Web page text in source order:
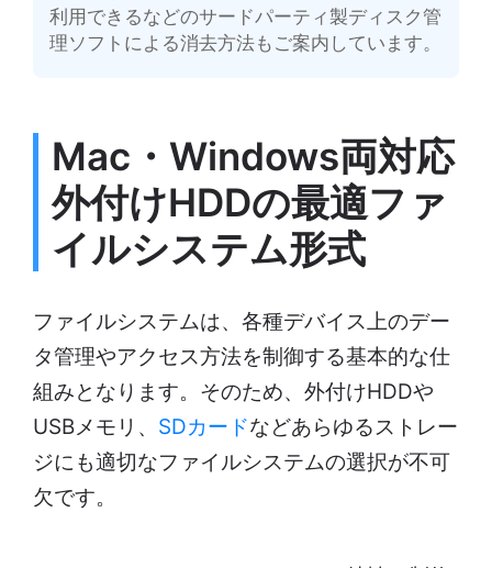
利用できるなどのサードパーティ製ディスク管
理ソフトによる消去方法もご案内しています。
Mac・Windows両対応
外付けHDDの最適ファ
イルシステム形式
ファイルシステムは、各種デバイス上のデー
タ管理やアクセス方法を制御する基本的な仕
組みとなります。そのため、外付けHDDや
USBメモリ、 SDカードなどあらゆるストレー
ジにも適切なファイルシステムの選択が不可
欠です。